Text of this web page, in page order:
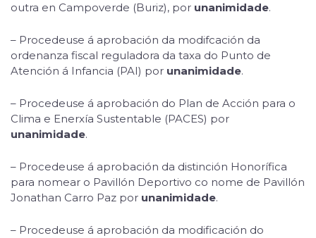
outra en Campoverde (Buriz), por unanimidade.
– Procedeuse á aprobación da modifcación da
ordenanza fiscal reguladora da taxa do Punto de
Atención á Infancia (PAI) por unanimidade.
– Procedeuse á aprobación do Plan de Acción para o
Clima e Enerxía Sustentable (PACES) por
unanimidade.
– Procedeuse á aprobación da distinción Honorífica
para nomear o Pavillón Deportivo co nome de Pavillón
Jonathan Carro Paz por unanimidade.
– Procedeuse á aprobación da modificación do